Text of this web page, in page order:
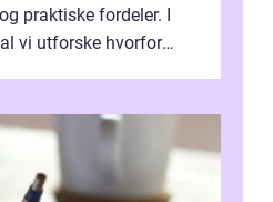
praktiske fordeler. I
vi utforske hvorfor